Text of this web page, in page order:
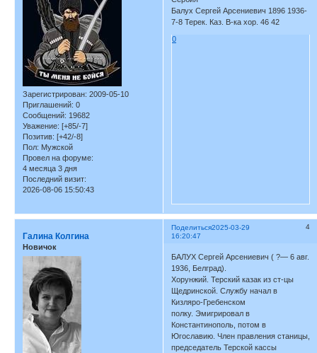
Зарегистрирован: 2009-05-10
Приглашений: 0
Сообщений: 19682
Уважение: [+85/-7]
Позитив: [+42/-8]
Пол: Мужской
Провел на форуме:
4 месяца 3 дня
Последний визит:
2026-08-06 15:50:43
Балух Сергей Арсениевич 1896 1936-
7-8 Терек. Каз. В-ка хор. 46 42
0
Поделиться 4
2025-03-29
16:20:47
Галина Колгина
Новичок
БАЛУХ Сергей Арсениевич ( ?— 6 авг.
1936, Белград).
Хорунжий. Терский казак из ст-цы
Щедринской. Службу начал в
Кизляро-Гребенском
полку. Эмигрировал в
Константинополь, потом в
Югославию. Член правления станицы,
председатель Терской кассы